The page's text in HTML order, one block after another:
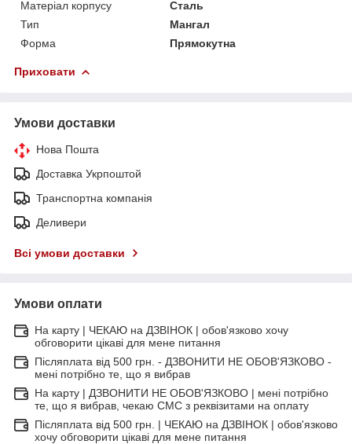
Матеріал корпусу
Сталь
Тип
Мангал
Форма
Прямокутна
Приховати
Умови доставки
Нова Пошта
Доставка Укрпоштой
Транспортна компанія
Деливери
Всі умови доставки
Умови оплати
На карту | ЧЕКАЮ на ДЗВІНОК | обов'язково хочу
обговорити цікаві для мене питання
Післяплата від 500 грн. - ДЗВОНИТИ НЕ ОБОВ'ЯЗКОВО -
мені потрібно те, що я вибрав
На карту | ДЗВОНИТИ НЕ ОБОВ'ЯЗКОВО | мені потрібно
те, що я вибрав, чекаю СМС з реквізитами на оплату
Післяплата від 500 грн. | ЧЕКАЮ на ДЗВІНОК | обов'язково
хочу обговорити цікаві для мене питання